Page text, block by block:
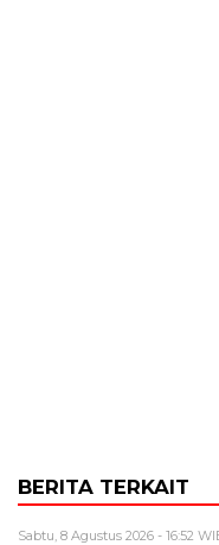
BERITA TERKAIT
Sabtu, 8 Agustus 2026 - 16:52